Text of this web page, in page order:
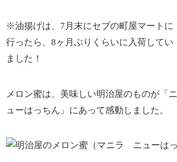
※油揚げは、7月末にセブの町屋マートに
行ったら、8ヶ月ぶりくらいに入荷してい
ました！
メロン蜜は、美味しい明治屋のものが「ニ
ューはっちん」にあって感動しました。